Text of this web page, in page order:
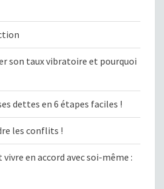
son taux vibratoire et pourquoi
dettes en 6 étapes faciles !
les conflits !
en accord avec soi-même :